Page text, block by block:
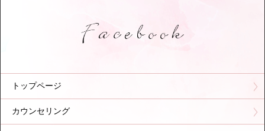
トップページ
カウンセリング